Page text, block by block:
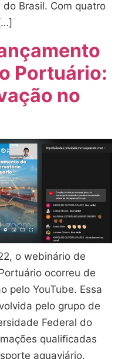
Brasil. Com quatro
Portuário:
no
o webinário de
ocorreu de
pelo YouTube. Essa
pelo grupo de
Federal do
qualificadas
aquaviário.